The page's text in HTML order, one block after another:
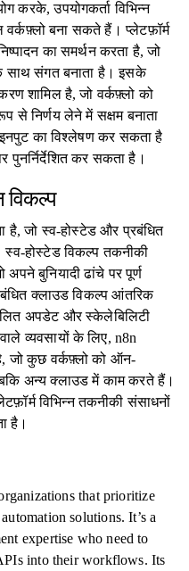
करके, उपयोगकर्ता विभिन्न
बना सकते हैं। प्लेटफ़ॉर्म
का समर्थन करता है, जो
साथ संगत बनाता है। इसके
शामिल है, जो वर्कफ़्लो को
से निर्णय लेने में सक्षम बनाता
का विश्लेषण कर सकता है
पुनर्निर्देशित कर सकता है।
विकल्प
है, जो स्व-होस्टेड और प्रबंधित
स्व-होस्टेड विकल्प तकनीकी
अपने बुनियादी ढांचे पर पूर्ण
क्लाउड विकल्प आंतरिक
अपडेट और स्केलेबिलिटी
व्यवसायों के लिए, n8n
जो कुछ वर्कफ़्लो को ऑन-
अन्य क्लाउड में काम करते हैं।
विभिन्न तकनीकी संसाधनों
है।
that prioritize
solutions. It’s a
expertise who need to
into their workflows. Its